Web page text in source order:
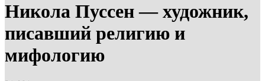
Никола Пуссен — художник,
писавший религию и
мифологию